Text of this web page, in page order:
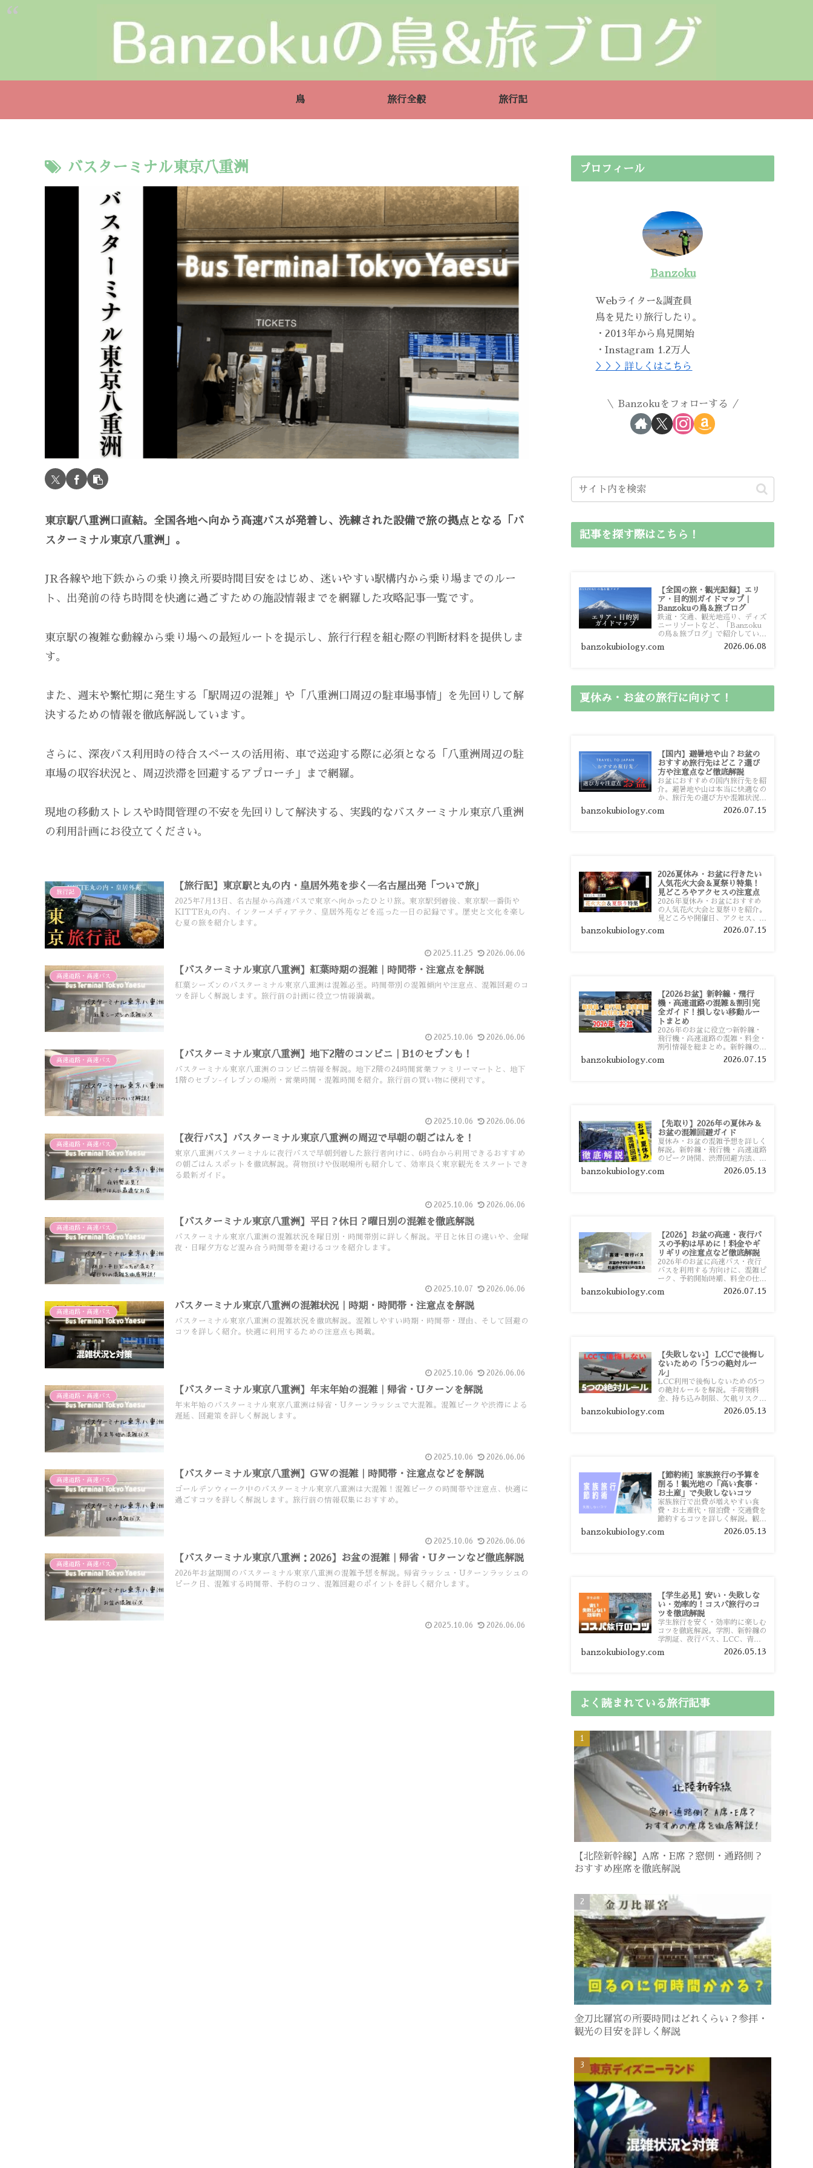
鳥 旅行全般 旅行記
バスターミナル東京八重洲
東京駅八重洲口直結。全国各地へ向かう高速バスが発着し、洗練された設備で旅の拠点となる「バ
スターミナル東京八重洲」。
JR各線や地下鉄からの乗り換え所要時間目安をはじめ、迷いやすい駅構内から乗り場までのルー
ト、出発前の待ち時間を快適に過ごすための施設情報までを網羅した攻略記事一覧です。
東京駅の複雑な動線から乗り場への最短ルートを提示し、旅行行程を組む際の判断材料を提供しま
す。
また、週末や繁忙期に発生する「駅周辺の混雑」や「八重洲口周辺の駐車場事情」を先回りして解
決するための情報を徹底解説しています。
さらに、深夜バス利用時の待合スペースの活用術、車で送迎する際に必須となる「八重洲周辺の駐
車場の収容状況と、周辺渋滞を回避するアプローチ」まで網羅。
現地の移動ストレスや時間管理の不安を先回りして解決する、実践的なバスターミナル東京八重洲
の利用計画にお役立てください。
旅行記
【旅行記】東京駅と丸の内・皇居外苑を歩く―名古屋出発「ついで旅」
2025年7月13日、名古屋から高速バスで東京へ向かったひとり旅。東京駅到着後、東京駅一番街や
KITTE丸の内、インターメディアテク、皇居外苑などを巡った一日の記録です。歴史と文化を楽し
む夏の旅を紹介します。
2025.11.25 2026.06.06
高速道路・高速バス
【バスターミナル東京八重洲】紅葉時期の混雑｜時間帯・注意点を解説
紅葉シーズンのバスターミナル東京八重洲は混雑必至。時間帯別の混雑傾向や注意点、混雑回避のコ
ツを詳しく解説します。旅行前の計画に役立つ情報満載。
2025.10.06 2026.06.06
高速道路・高速バス
【バスターミナル東京八重洲】地下2階のコンビニ｜B1のセブンも！
バスターミナル東京八重洲のコンビニ情報を解説。地下2階の24時間営業ファミリーマートと、地下
1階のセブン-イレブンの場所・営業時間・混雑時間を紹介。旅行前の買い物に便利です。
2025.10.06 2026.06.06
高速道路・高速バス
【夜行バス】バスターミナル東京八重洲の周辺で早朝の朝ごはんを！
東京八重洲バスターミナルに夜行バスで早朝到着した旅行者向けに、6時台から利用できるおすすめ
の朝ごはんスポットを徹底解説。荷物預けや仮眠場所も紹介して、効率良く東京観光をスタートでき
る最新ガイド。
2025.10.06 2026.06.06
高速道路・高速バス
【バスターミナル東京八重洲】平日？休日？曜日別の混雑を徹底解説
バスターミナル東京八重洲の混雑状況を曜日別・時間帯別に詳しく解説。平日と休日の違いや、金曜
夜・日曜夕方など混み合う時間帯を避けるコツを紹介します。
2025.10.07 2026.06.06
高速道路・高速バス
バスターミナル東京八重洲の混雑状況｜時期・時間帯・注意点を解説
バスターミナル東京八重洲の混雑状況を徹底解説。混雑しやすい時期・時間帯・理由、そして回避の
コツを詳しく紹介。快適に利用するための注意点も掲載。
2025.10.06 2026.06.06
高速道路・高速バス
【バスターミナル東京八重洲】年末年始の混雑｜帰省・Uターンを解説
年末年始のバスターミナル東京八重洲は帰省・Uターンラッシュで大混雑。混雑ピークや渋滞による
遅延、回避策を詳しく解説します。
2025.10.06 2026.06.06
高速道路・高速バス
【バスターミナル東京八重洲】GWの混雑｜時間帯・注意点などを解説
ゴールデンウィーク中のバスターミナル東京八重洲は大混雑！混雑ピークの時間帯や注意点、快適に
過ごすコツを詳しく解説します。旅行前の情報収集におすすめ。
2025.10.06 2026.06.06
高速道路・高速バス
【バスターミナル東京八重洲：2026】お盆の混雑｜帰省・Uターンなど徹底解説
2026年お盆期間のバスターミナル東京八重洲の混雑予想を解説。帰省ラッシュ・Uターンラッシュの
ピーク日、混雑する時間帯、予約のコツ、混雑回避のポイントを詳しく紹介します。
2025.10.06 2026.06.06
プロフィール
Banzoku
Webライター&調査員
鳥を見たり旅行したり。
・2013年から鳥見開始
・Instagram 1.2万人
＞＞＞詳しくはこちら
Banzokuをフォローする
記事を探す際はこちら！
【全国の旅・観光記録】エリ
ア・目的別ガイドマップ｜
Banzokuの鳥＆旅ブログ
鉄道・交通、観光地巡り、ディズ
ニーリゾートなど、「Banzoku
の鳥＆旅ブログ」で紹介している
全国の旅行・観光記録をエリアや
目的別に整理しました。あなたが
banzokubiology.com 2026.06.08
夏休み・お盆の旅行に向けて！
【国内】避暑地や山？お盆の
おすすめ旅行先はどこ？選び
方や注意点など徹底解説
お盆におすすめの国内旅行先を紹
介。避暑地や山は本当に快適なの
か、旅行先の選び方や混雑状況、
注意点、比較的混雑を避けやすい
おすすめスポットまで旅行前に役
banzokubiology.com 2026.07.15
2026夏休み・お盆に行きたい
人気花火大会＆夏祭り特集！
見どころやアクセスの注意点
2026年夏休み・お盆におすすめ
の人気花火大会と夏祭りを紹介。
見どころや開催日、アクセス、混
雑対策、旅行前に知っておきたい
注意点をわかりやすく解説しま
banzokubiology.com 2026.07.15
【2026お盆】新幹線・飛行
機・高速道路の混雑＆割引完
全ガイド！損しない移動ルー
トまとめ
2026年のお盆に役立つ新幹線・
飛行機・高速道路の混雑・料金・
割引情報を総まとめ。新幹線の予
約や最繁忙期料金、飛行機を安く
予約するコツ、高速道路の休日割
banzokubiology.com 2026.07.15
【先取り】2026年の夏休み＆
お盆の混雑回避ガイド
夏休み・お盆の混雑予想を詳しく
解説。新幹線・飛行機・高速道路
のピーク時間、渋滞回避方法、混
雑しやすい観光地、交通手段別の
特徴まで旅行者向けに分かりやす
banzokubiology.com 2026.05.13
【2026】お盆の高速・夜行バ
スの予約は早めに！料金やギ
リギリの注意点など徹底解説
2026年のお盆に高速バス・夜行
バスを利用する方向けに、混雑ピ
ーク、予約開始時期、料金の仕組
み、キャンセル待ちのコツ、直前
予約の注意点まで詳しく解説しま
banzokubiology.com 2026.07.15
【失敗しない】 LCCで後悔し
ないための「5つの絶対ルー
ル」
LCC利用で後悔しないための5つ
の絶対ルールを解説。手荷物料
金、持ち込み制限、欠航リスク、
時間厳守など、格安航空会社を利
用する前に知っておきたい注意点
banzokubiology.com 2026.05.13
【節約術】家族旅行の予算を
削る！観光地の「高い食事・
お土産」で失敗しないコツ
家族旅行で出費が増えやすい食
費・お土産代・宿泊費・交通費を
節約するコツを詳しく解説。観光
地価格を避ける方法や、早割・ス
ーパー活用術、予算管理のポイン
banzokubiology.com 2026.05.13
【学生必見】安い・失敗しな
い・効率的！コスパ旅行のコ
ツを徹底解説
学生旅行を安く・効率的に楽しむ
コツを徹底解説。学割、新幹線の
学割証、夜行バス、LCC、青春
18きっぷ、レンタカー割り勘な
ど、学生向けの節約旅行術を詳し
banzokubiology.com 2026.05.13
よく読まれている旅行記事
【北陸新幹線】A席・E席？窓側・通路側？
おすすめ座席を徹底解説
金刀比羅宮の所要時間はどれくらい？参拝・
観光の目安を詳しく解説